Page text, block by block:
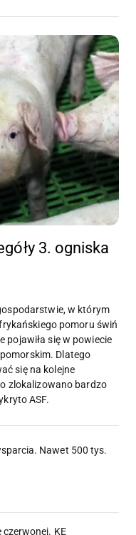
3. ogniska
w którym
pomoru świń
pojawiła się w powiecie
Dlatego
się na kolejne
zlokalizowano bardzo
ASF.
Nawet 500 tys.
KE